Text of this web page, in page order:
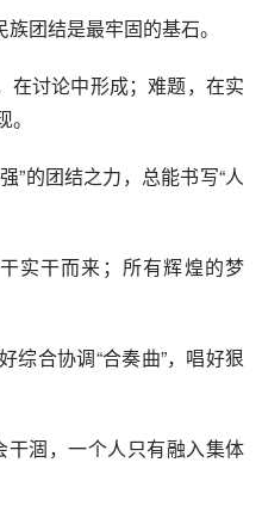
团结是最牢固的基石。
在讨论中形成；难题，在实
”的团结之力，总能书写“人
实干而来；所有辉煌的梦
综合协调“合奏曲”，唱好狠
涸，一个人只有融入集体